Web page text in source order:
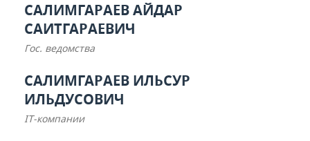
САЛИМГАРАЕВ АЙДАР
САИТГАРАЕВИЧ
Гос. ведомства
САЛИМГАРАЕВ ИЛЬСУР
ИЛЬДУСОВИЧ
IT-компании